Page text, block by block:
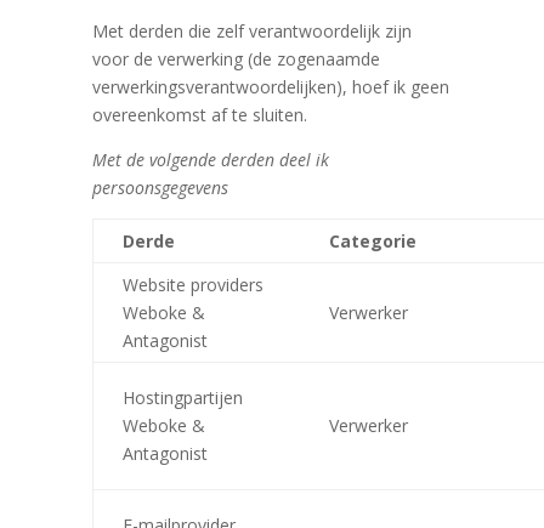
Met derden die zelf verantwoordelijk zijn
voor de verwerking (de zogenaamde
verwerkingsverantwoordelijken), hoef ik geen
overeenkomst af te sluiten.
Met de volgende derden deel ik
persoonsgegevens
Derde
Categorie
Website providers
Weboke &
Antagonist
Verwerker
Hostingpartijen
Weboke &
Antagonist
Verwerker